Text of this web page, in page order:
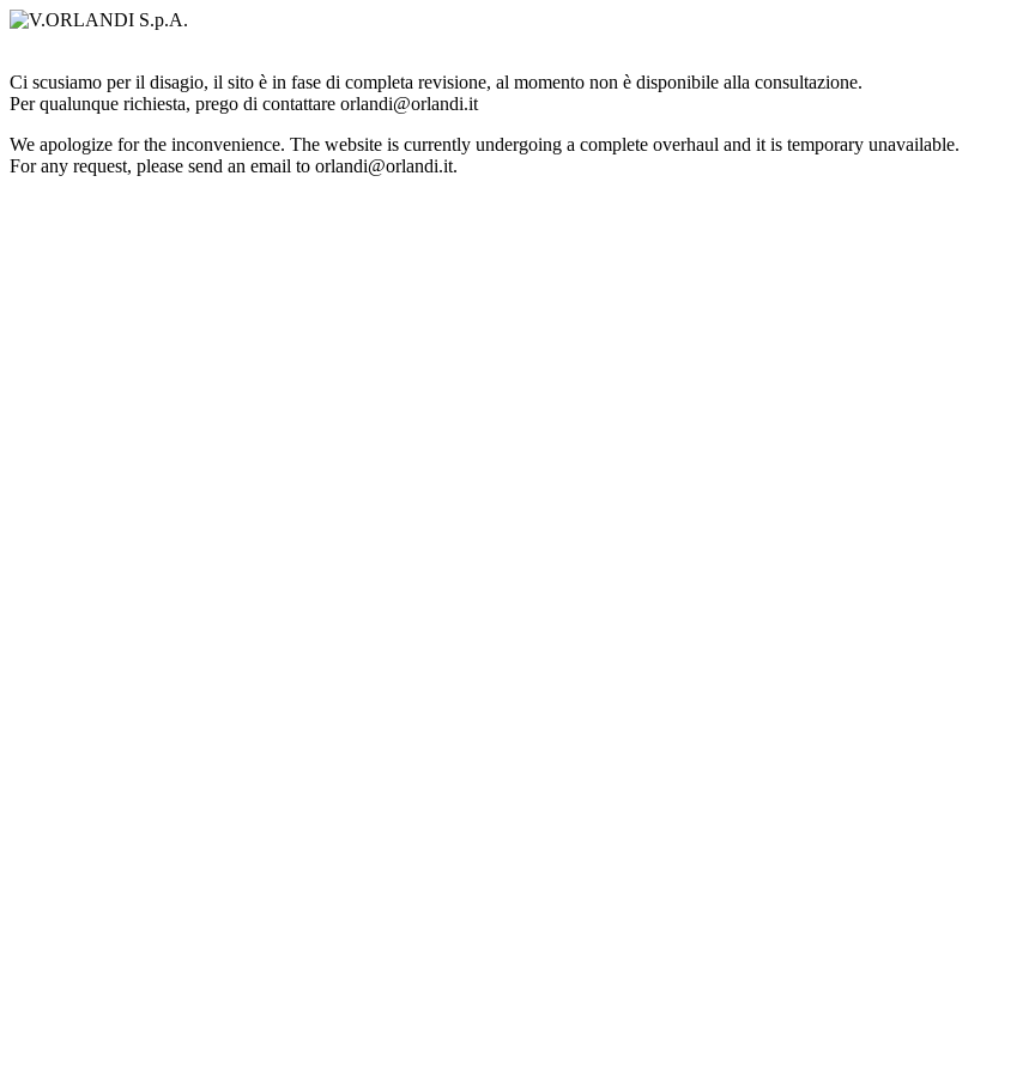
Ci scusiamo per il disagio, il sito è in fase di completa revisione, al momento non è disponibile alla consultazione.
Per qualunque richiesta, prego di contattare orlandi@orlandi.it
We apologize for the inconvenience. The website is currently undergoing a complete overhaul and it is temporary unavailable.
For any request, please send an email to orlandi@orlandi.it.